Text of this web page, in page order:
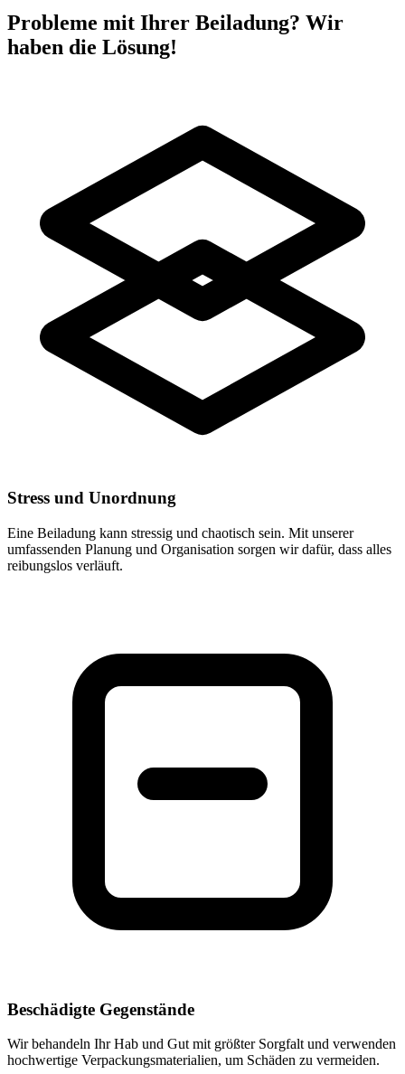
Probleme mit Ihrer Beiladung? Wir
haben die Lösung!
Stress und Unordnung
Eine Beiladung kann stressig und chaotisch sein. Mit unserer
umfassenden Planung und Organisation sorgen wir dafür, dass alles
reibungslos verläuft.
Beschädigte Gegenstände
Wir behandeln Ihr Hab und Gut mit größter Sorgfalt und verwenden
hochwertige Verpackungsmaterialien, um Schäden zu vermeiden.